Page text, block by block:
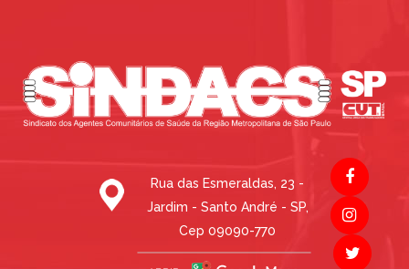
Rua das Esmeraldas, 23 -
Jardim - Santo André - SP,
Cep 09090-770